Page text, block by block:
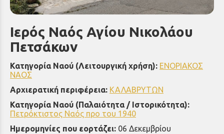
Ιερός Ναός Αγίου Νικολάου
Πετσάκων
Κατηγορία Ναού (Λειτουργική χρήση): ΕΝΟΡΙΑΚΟΣ
ΝΑΟΣ
Αρχιερατική περιφέρεια: ΚΑΛΑΒΡΥΤΩΝ
Κατηγορία Ναού (Παλαιότητα / Ιστορικότητα):
Πετρόκτιστος Ναός προ του 1940
Ημερομηνίες που εορτάζει: 06 Δεκεμβρίου